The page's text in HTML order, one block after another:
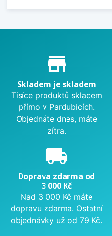
Proč nakupovat u nás?
store_mall_directory
Skladem je skladem
Tisíce produktů skladem
přímo v Pardubicích.
Objednáte dnes, máte
zítra.
local_shipping
Doprava zdarma od
3 000 Kč
Nad 3 000 Kč máte
dopravu zdarma. Ostatní
objednávky už od 79 Kč.